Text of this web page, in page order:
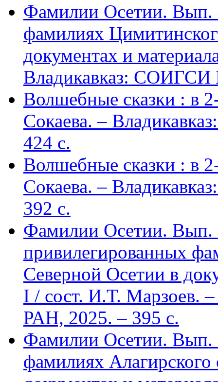
Фамилии Осетии. Вып.
фамилиях
документах и
Владикавказ:
Волшебные сказки : в
Сокаева. –
424 c.
Волшебные сказки : в
Сокаева. –
392 c.
Фамилии Осетии. Вып.
привилегированных
Северной Осетии в
I / сост. И.Т. Марзоев.
РАН, 2025. – 395 с.
Фамилии Осетии. Вып.
фамилиях